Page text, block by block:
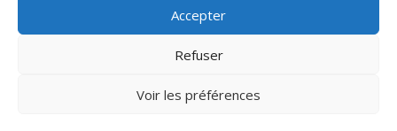
Accepter
Refuser
Voir les préférences
Tous droits réservés © 2026 Cravate de Notaire
Politique de cookies (UE)